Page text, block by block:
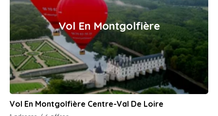
Vol En Montgolfière
Vol En Montgolfière Centre-Val De Loire